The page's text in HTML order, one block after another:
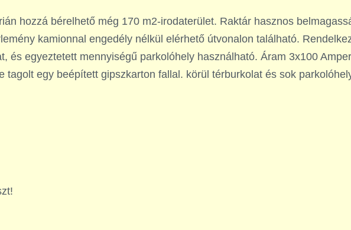
hozzá bérelhető még 170 m2-irodaterület. Raktár hasznos
kamionnal engedély nélkül elérhető útvonalon található.
és egyeztetett mennyiségű parkolóhely használható. Áram 3x100
egy beépített gipszkarton fallal. körül térburkolat és sok